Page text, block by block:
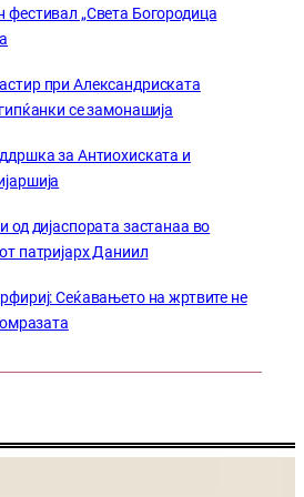
фестивал „Света Богородица
при Александриската
се замонашија
за Антиохиската и
од дијаспората застанаа во
патријарх Даниил
Сеќавањето на жртвите не